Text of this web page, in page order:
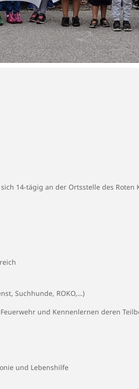
14-tägig an der Ortsstelle des Roten
Suchhunde, ROKO,…)
und Kennenlernen deren
und Lebenshilfe